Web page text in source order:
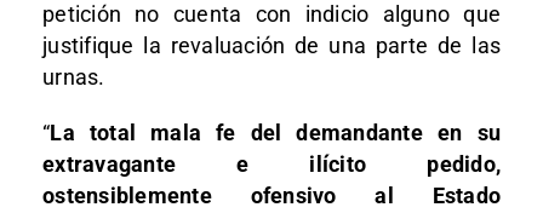
petición no cuenta con indicio alguno que
justifique la revaluación de una parte de las
urnas.
“La total mala fe del demandante en su
extravagante e ilícito pedido,
ostensiblemente ofensivo al Estado